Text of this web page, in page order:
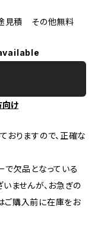
見積 その他無料
向け
おりますので、正確な
で欠品となっている
ませんが、お急ぎの
ご購入前に在庫をお